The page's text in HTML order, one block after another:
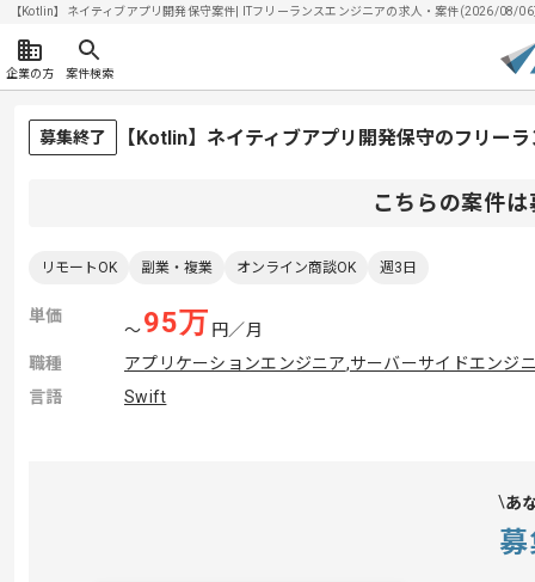
【Kotlin】ネイティブアプリ開発保守案件| ITフリーランスエンジニアの求人・案件(2026/08/
企業の方 案件検索
募集終了 【Kotlin】ネイティブアプリ開発保守のフリー
こちらの案件
リモートOK 副業・複業 オンライン商談OK 週3日
単価
〜95万 円／月
職種
アプリケーションエンジニア,サーバーサイドエンジ
言語
Swift
あ